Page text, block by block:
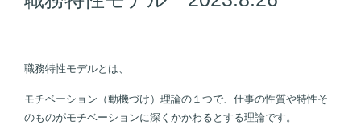
職務特性モデルとは、
モチベーション（動機づけ）理論の１つで、仕事の性質や特性そ
のものがモチベーションに深くかかわるとする理論です。